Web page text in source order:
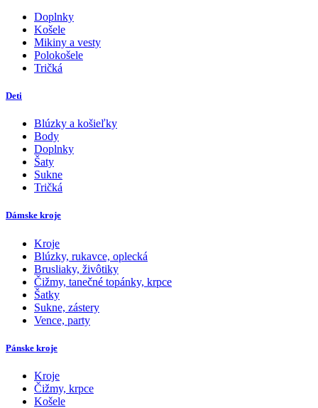
Doplnky
Košele
Mikiny a vesty
Polokošele
Tričká
Deti
Blúzky a košieľky
Body
Doplnky
Šaty
Sukne
Tričká
Dámske kroje
Kroje
Blúzky, rukavce, oplecká
Brusliaky, živôtiky
Čižmy, tanečné topánky, krpce
Šatky
Sukne, zástery
Vence, party
Pánske kroje
Kroje
Čižmy, krpce
Košele